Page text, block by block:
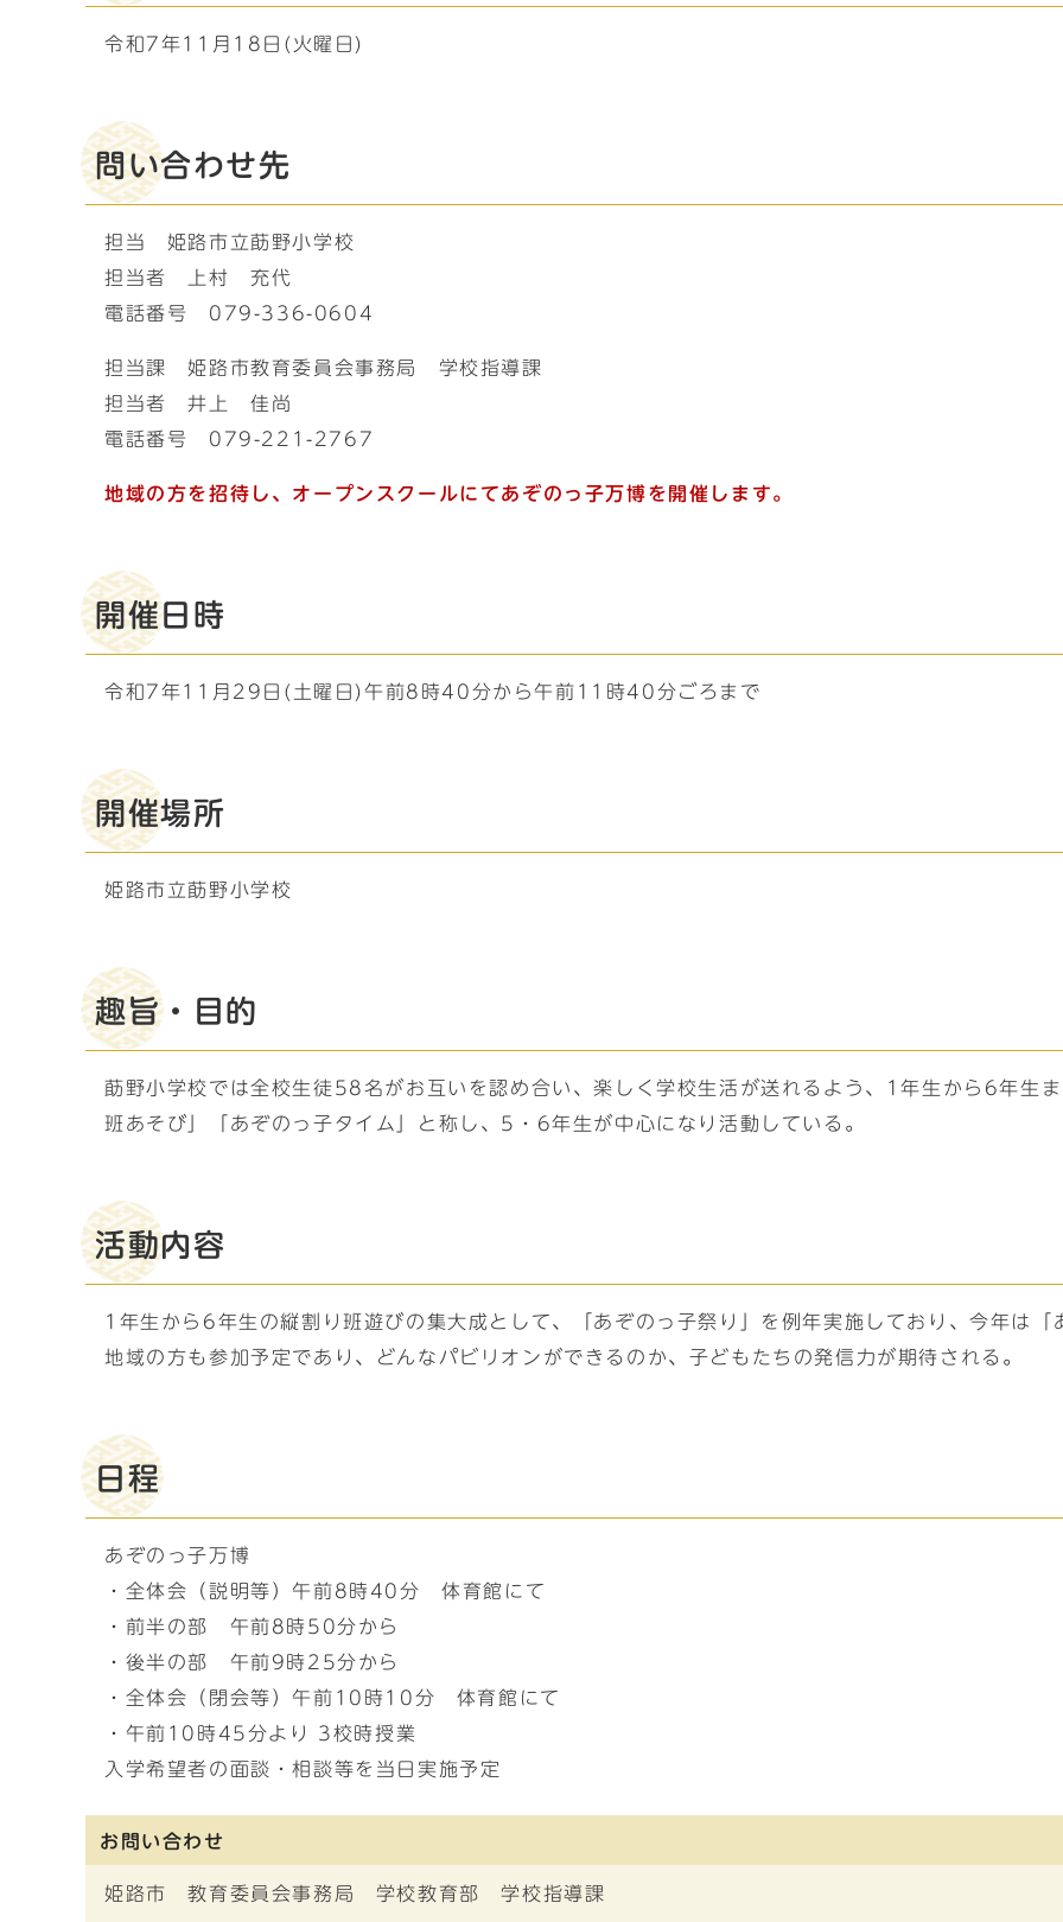
令和7年11月18日(火曜日)
問い合わせ先
担当 姫路市立莇野小学校
担当者 上村 充代
電話番号 079-336-0604
担当課 姫路市教育委員会事務局 学校指導課
担当者 井上 佳尚
電話番号 079-221-2767
地域の方を招待し、オープンスクールにてあぞのっ子万博を開催します。
開催日時
令和7年11月29日(土曜日)午前8時40分から午前11時40分ごろまで
開催場所
姫路市立莇野小学校
趣旨・目的
莇野小学校では全校生徒58名がお互いを認め合い、楽しく学校生活が送れるよう、1年生から6年生
班あそび」「あぞのっ子タイム」と称し、5・6年生が中心になり活動している。
活動内容
1年生から6年生の縦割り班遊びの集大成として、「あぞのっ子祭り」を例年実施しており、今年は「
地域の方も参加予定であり、どんなパビリオンができるのか、子どもたちの発信力が期待される。
日程
あぞのっ子万博
・全体会（説明等）午前8時40分 体育館にて
・前半の部 午前8時50分から
・後半の部 午前9時25分から
・全体会（閉会等）午前10時10分 体育館にて
・午前10時45分より 3校時授業
入学希望者の面談・相談等を当日実施予定
お問い合わせ
姫路市 教育委員会事務局 学校教育部 学校指導課